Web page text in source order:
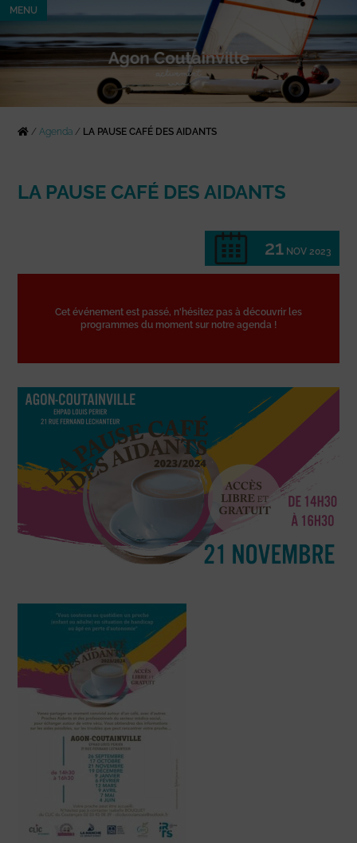
MENU
/Agenda / LA PAUSE CAFÉ DES AIDANTS
LA PAUSE CAFÉ DES AIDANTS
21 NOV 2023
Cet événement est passé, n'hésitez pas à découvrir les
programmes du moment sur notre agenda !